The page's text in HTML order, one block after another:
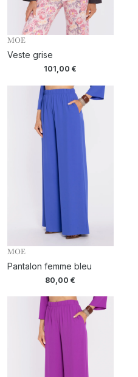
MOE
Veste grise
101,00€
MOE
Pantalon femme bleu
80,00€